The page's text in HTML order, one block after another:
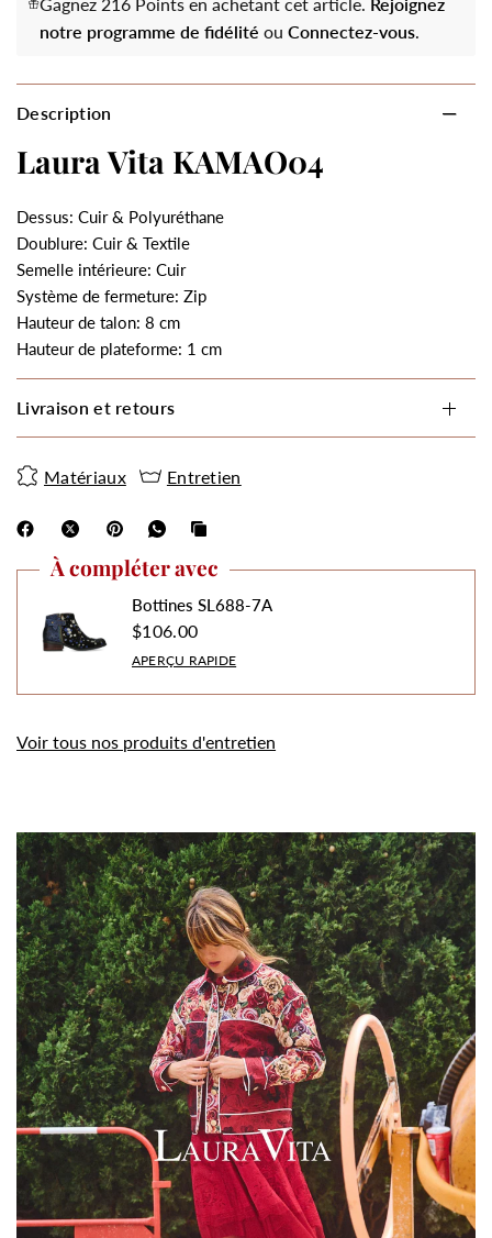
notre programme de fidélité ou Connectez-vous.
Description
Laura Vita KAMAO04
Dessus: Cuir & Polyuréthane
Doublure: Cuir & Textile
Semelle intérieure: Cuir
Système de fermeture: Zip
Hauteur de talon: 8 cm
Hauteur de plateforme: 1 cm
Livraison et retours
Matériaux Entretien
À compléter avec
Bottines SL688-7A
$106.00
APERÇU RAPIDE
Voir tous nos produits d'entretien